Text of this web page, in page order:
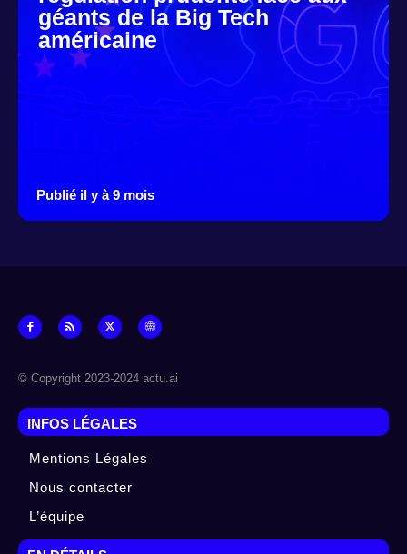
géants de la Big Tech
américaine
Publié il y à 9 mois
© Copyright 2023-2024 actu.ai
INFOS LÉGALES
Mentions Légales
Nous contacter
L’équipe